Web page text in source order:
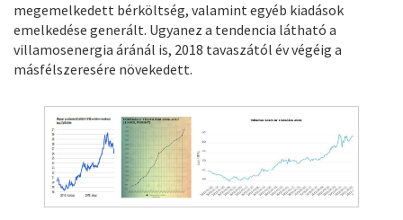
megemelkedett bérköltség, valamint egyéb kiadások
emelkedése generált. Ugyanez a tendencia látható a
villamosenergia áránál is, 2018 tavaszától év végéig a
másfélszeresére növekedett.